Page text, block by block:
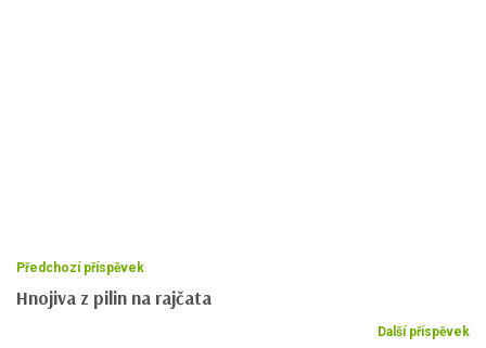
Předchozí příspěvek
Hnojiva z pilin na rajčata
Další příspěvek